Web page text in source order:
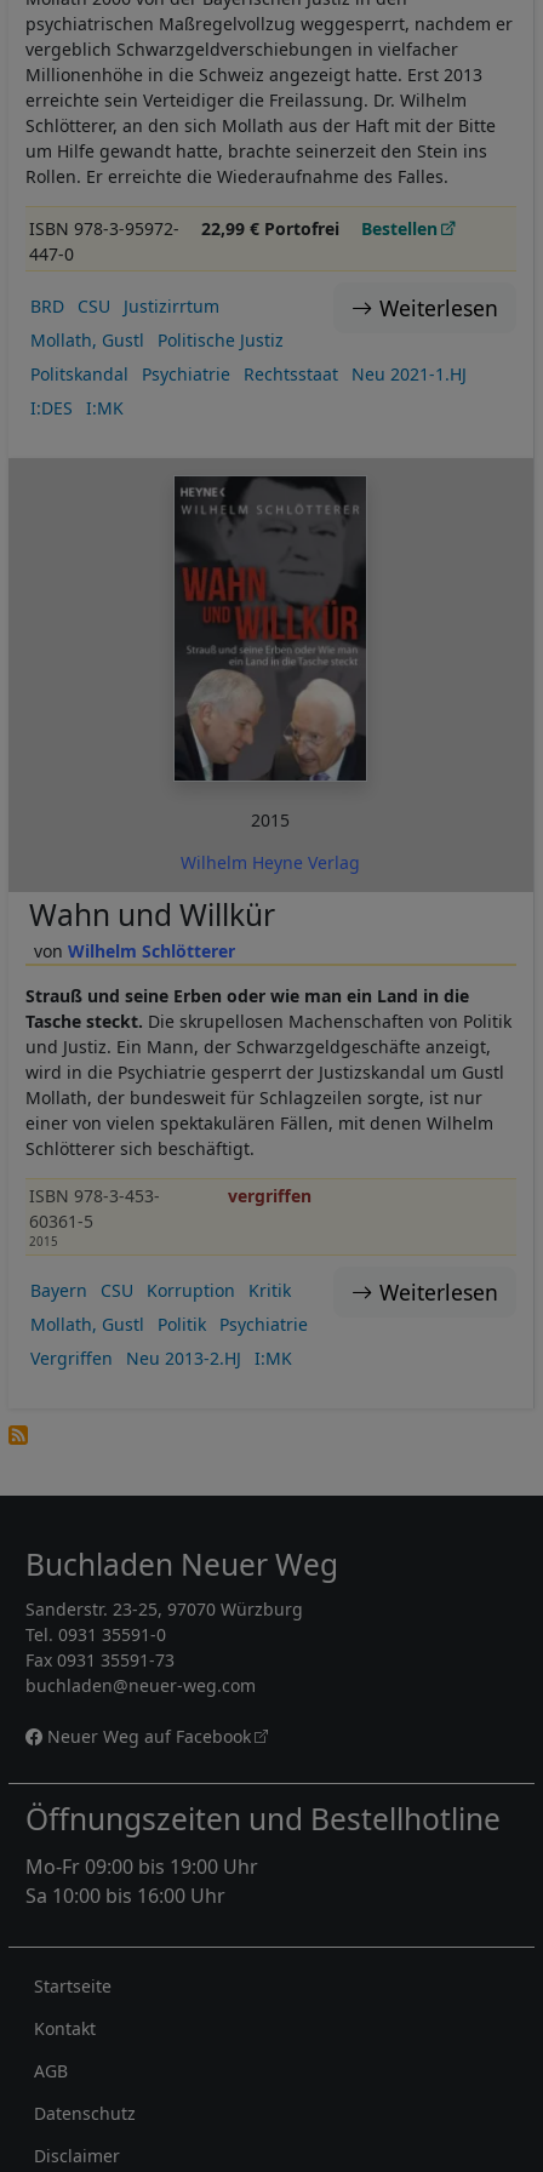
psychiatrischen Maßregelvollzug weggesperrt, nachdem er
vergeblich Schwarzgeldverschiebungen in vielfacher
Millionenhöhe in die Schweiz angezeigt hatte. Erst 2013
erreichte sein Verteidiger die Freilassung. Dr. Wilhelm
Schlötterer, an den sich Mollath aus der Haft mit der Bitte
um Hilfe gewandt hatte, brachte seinerzeit den Stein ins
Rollen. Er erreichte die Wiederaufnahme des Falles.
ISBN 978-3-95972-
447-0
22,99 € Portofrei Bestellen
Weiterlesen
BRD CSU
Justizirrtum
Mollath, Gustl
Politische Justiz
Politskandal
Psychiatrie Rechtsstaat
Neu 2021-1.HJ
I:DES
I:MK
2015
Wilhelm Heyne Verlag
Wilhelm Schlötterer
Wahn und Willkür
Strauß und seine Erben oder wie man ein Land in die
Tasche steckt. Die skrupellosen Machenschaften von Politik
und Justiz. Ein Mann, der Schwarzgeldgeschäfte anzeigt,
wird in die Psychiatrie gesperrt der Justizskandal um Gustl
Mollath, der bundesweit für Schlagzeilen sorgte, ist nur
einer von vielen spektakulären Fällen, mit denen Wilhelm
Schlötterer sich beschäftigt.
ISBN 978-3-453-
60361-5
2015
vergriffen
Weiterlesen
Bayern CSU Korruption
Kritik
Mollath, Gustl
Politik
Psychiatrie
Vergriffen
Neu 2013-2.HJ I:MK
Buchladen Neuer Weg
Sanderstr. 23-25, 97070 Würzburg
Tel. 0931 35591-0
Fax 0931 35591-73
buchladen@neuer-weg.com
Neuer Weg auf Facebook
Öffnungszeiten und Bestellhotline
Mo-Fr 09:00 bis 19:00 Uhr
Sa 10:00 bis 16:00 Uhr
Rechtliches
Startseite
Kontakt
AGB
Datenschutz
Disclaimer